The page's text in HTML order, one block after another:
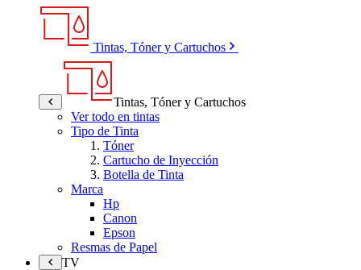
Tintas, Tóner y Cartuchos
Tintas, Tóner y Cartuchos
Ver todo en tintas
Tipo de Tinta
Tóner
Cartucho de Inyección
Botella de Tinta
Marca
Hp
Canon
Epson
Resmas de Papel
TV